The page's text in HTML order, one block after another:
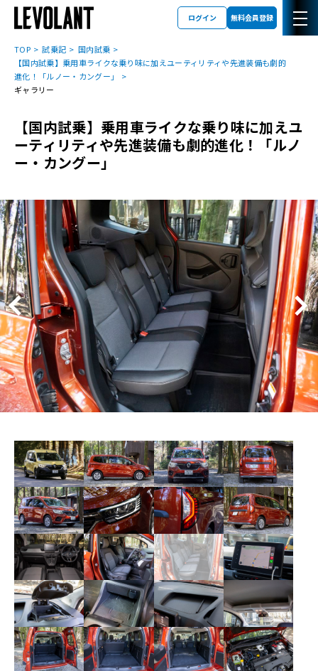
ログイン 無料会員登録
TOP 試乗記
国内試乗
【国内試乗】乗用車ライクな乗り味に加えユーティリティや先進装備も劇的
進化！「ルノー・カングー」
ギャラリー
【国内試乗】乗用車ライクな乗り味に加えユ
ーティリティや先進装備も劇的進化！「ルノ
ー・カングー」